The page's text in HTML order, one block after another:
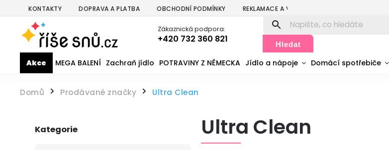
KONTAKTY DOPRAVA A PLATBA OBCHODNÍ PODMÍNKY REKLAMACE A VRÁCENÍ
Zákaznická podpora:
+420 732 360 821 Hledat
Akce MEGA BALENÍ Zachraň jídlo POTRAVINY Z NĚMECKA Jídlo a nápoje Domácí spotřebiče
Domů / Prodávané značky / Ultra Clean
Kategorie Ultra Clean